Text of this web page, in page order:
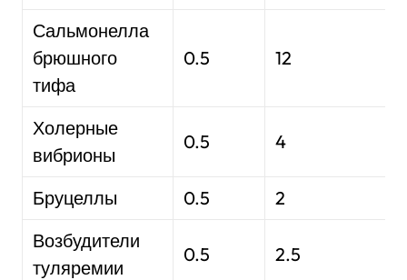
Сальмонелла
брюшного
тифа
0.5 12
Холерные
вибрионы
0.5 4
Бруцеллы 0.5
2
Возбудители
туляремии
0.5 2.5